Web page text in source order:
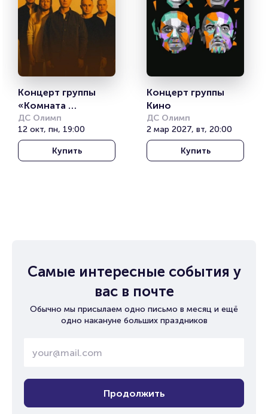
800-500-42-62, 8-499-226-15-14.
Заходите в афишу, выбирайте свою группу и
готовьтесь к вечеру, который запомнится надолго.
Проведите август под правильные звуки. До встречи
на рок-концерте вашей любимой группы!
Концерт группы
«Комната
культуры»
ДС Олимп
12 окт, пн, 19:00
Купить
Концерт группы
Кино
ДС Олимп
2 мар 2027, вт, 20:00
Купить
Самые интересные события у
вас в почте
Обычно мы присылаем одно письмо в месяц и ещё
одно накануне больших праздников
Продолжить